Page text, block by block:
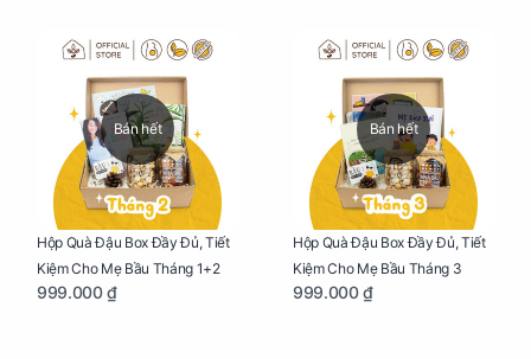
Bán hết
Hộp Quà Đậu Box Đầy Đủ, Tiết
Kiệm Cho Mẹ Bầu Tháng 1+2
999.000 ₫
Bán hết
Hộp Quà Đậu Box Đầy Đủ, Tiết
Kiệm Cho Mẹ Bầu Tháng 3
999.000 ₫